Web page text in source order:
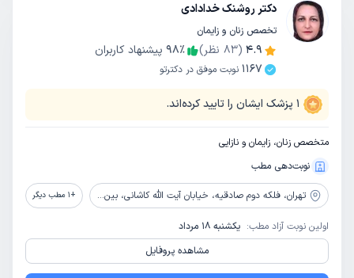
دکتر روشنک خدادادی
تخصص زنان و زایمان
4.9
(
83 نظر) 98٪
پیشنهاد کاربران
1167 نوبت موفق در دکترتو
1 پزشک ایشان را تایید کرده‌اند.
متخصص زنان، زایمان و نازایی
نوبت‌دهی مطب
تهران، فلکه دوم صادقیه، خیابان آیت الله کاشانی، بین خیابان وفا و خیابان عقیل، ساختمان البرز، طبقه دوم، واحد 12 +
1 مطب دیگر
اولین نوبت آزاد مطب: یکشنبه 18 مرداد
مشاهده پروفایل